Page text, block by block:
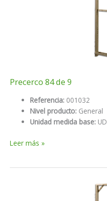
Precerco 84 de 9
Referencia: 001032
Nivel producto: General
Unidad medida base: UD
Precerco
Leer más »